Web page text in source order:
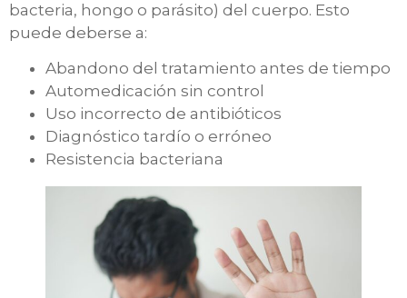
bacteria, hongo o parásito) del cuerpo. Esto
puede deberse a:
Abandono del tratamiento antes de tiempo
Automedicación sin control
Uso incorrecto de antibióticos
Diagnóstico tardío o erróneo
Resistencia bacteriana